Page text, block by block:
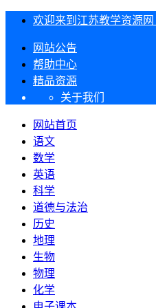
欢迎来到江苏教学资源
网站公告
帮助中心
精品资源
关于我们
网站首页
语文
数学
英语
科学
道德与法治
历史
地理
生物
物理
化学